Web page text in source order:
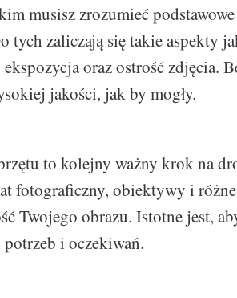
musisz zrozumieć
tych zaliczają się takie aspekty
oraz ostrość zdjęcia.
jakości, jak by mogły.
to kolejny ważny krok na
fotograficzny, obiektywy i
Twojego obrazu. Istotne jest,
i oczekiwań.